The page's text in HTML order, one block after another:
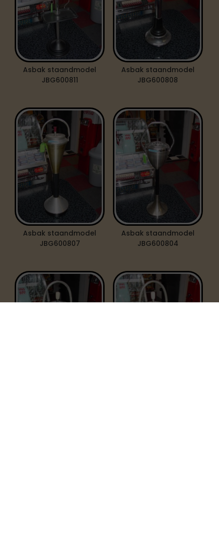
Asbak staandmodel
JBG600811
Asbak staandmodel
JBG600808
Asbak staandmodel
JBG600807
Asbak staandmodel
JBG600804